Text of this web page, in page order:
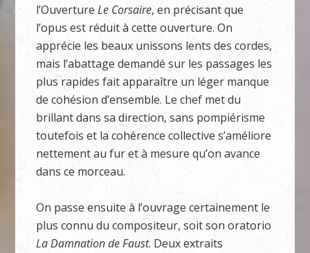
l’OuvertureLe Corsaire, en précisant que
l’opus est réduit à cette ouverture. On
apprécie les beaux unissons lents des cordes,
mais l’abattage demandé sur les passages les
plus rapides fait apparaître un léger manque
de cohésion d’ensemble. Le chef met du
brillant dans sa direction, sans pompiérisme
toutefois et la cohérence collective s’améliore
nettement au fur et à mesure qu’on avance
dans ce morceau.
On passe ensuite à l’ouvrage certainement le
plus connu du compositeur, soit son oratorio
La Damnation de Faust. Deux extraits